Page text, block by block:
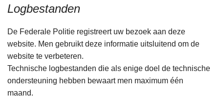
Logbestanden
De Federale Politie registreert uw bezoek aan deze
website. Men gebruikt deze informatie uitsluitend om de
website te verbeteren.
Technische logbestanden die als enige doel de technische
ondersteuning hebben bewaart men maximum één
maand.